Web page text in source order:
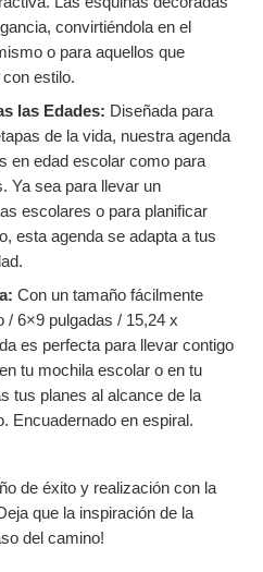
convirtiéndola en el
o para aquellos que
estilo.
las Edades: Diseñada para
de la vida, nuestra agenda
en edad escolar como para
Ya sea para llevar un
escolares o para planificar
esta agenda se adapta a tus
Con un tamaño fácilmente
/ 6×9 pulgadas / 15,24 x
es perfecta para llevar contigo
tu mochila escolar o en tu
tus planes al alcance de la
Encuadernado en espiral.
de éxito y realización con la
que la inspiración de la
del camino!